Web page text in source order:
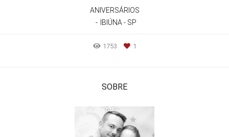
ANIVERSÁRIOS
IBIÚNA - SP
1753 1
SOBRE